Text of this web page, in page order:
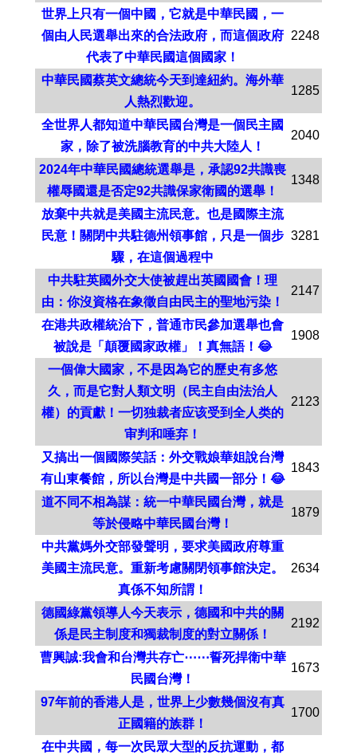
世界上只有一個中國，它就是中華民國，一
個由人民選舉出來的合法政府，而這個政府
代表了中華民國這個國家！
2248
中華民國蔡英文總統今天到達紐約。海外華
人熱烈歡迎。
1285
全世界人都知道中華民國台灣是一個民主國
家，除了被洗腦教育的中共大陸人！
2040
2024年中華民國總統選舉是，承認92共識喪
權辱國還是否定92共識保家衛國的選舉！
1348
放棄中共就是美國主流民意。也是國際主流
民意！關閉中共駐德州領事館，只是一個步
驟，在這個過程中
3281
中共駐英國外交大使被趕出英國國會！理
由：你沒資格在象徵自由民主的聖地污染！
2147
在港共政權統治下，普通市民參加選舉也會
被說是「顛覆國家政權」！真無語！😂
1908
一個偉大國家，不是因為它的歷史有多悠
久，而是它對人類文明（民主自由法治人
權）的貢獻！一切独裁者应该受到全人类的
审判和唾弃！
2123
又搞出一個國際笑話：外交戰娘華姐說台灣
有山東餐館，所以台灣是中共國一部分！😂
1843
道不同不相為謀：統一中華民國台灣，就是
等於侵略中華民國台灣！
1879
中共黨媽外交部發聲明，要求美國政府尊重
美國主流民意。重新考慮關閉領事館決定。
真係不知所謂！
2634
德國綠黨領導人今天表示，德國和中共的關
係是民主制度和獨裁制度的對立關係！
2192
曹興誠:我會和台灣共存亡⋯⋯誓死捍衛中華
民國台灣！
1673
97年前的香港人是，世界上少數幾個沒有真
正國籍的族群！
1700
在中共國，每一次民眾大型的反抗運動，都